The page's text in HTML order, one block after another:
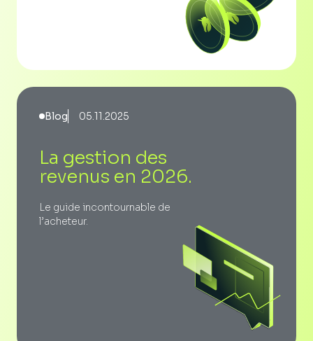
Blog 05.11.2025
La gestion des
revenus en 2026.
Le guide incontournable de
l’acheteur.